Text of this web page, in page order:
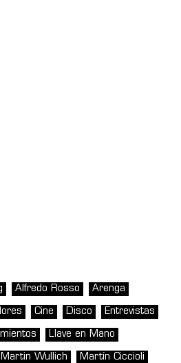
Alfredo Rosso Arenga
Cine Disco Entrevistas
Llave en Mano
Martin Wullich Martín Ciccioli